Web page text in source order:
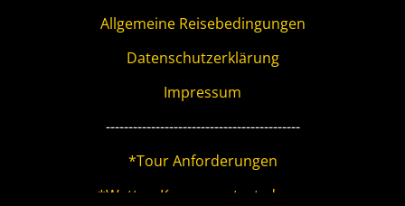
Allgemeine Reisebedingungen
Datenschutzerklärung
Impressum
-------------------------------------------
*Tour Anforderungen
*Wetter: Kann man trotzdem...